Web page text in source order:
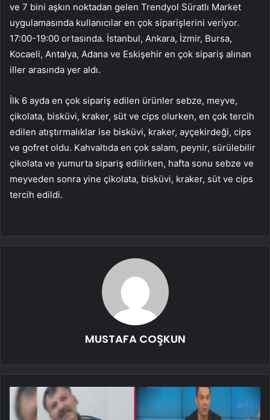
ve 7 bini aşkın noktadan gelen Trendyol Süratlı Market
uygulamasında kullanıcılar en çok siparişlerini veriyor.
17:00-19:00 ortasında. İstanbul, Ankara, İzmir, Bursa,
Kocaeli, Antalya, Adana ve Eskişehir en çok sipariş alınan
iller arasında yer aldı.
İlk 6 ayda en çok sipariş edilen ürünler sebze, meyve,
çikolata, bisküvi, kraker, süt ve cips olurken, en çok tercih
edilen atıştırmalıklar ise bisküvi, kraker, ayçekirdeği, cips
ve gofret oldu. Kahvaltıda en çok salam, peynir, sürülebilir
çikolata ve yumurta sipariş edilirken, hafta sonu sebze ve
meyveden sonra yine çikolata, bisküvi, kraker, süt ve cips
tercih edildi.
MUSTAFA COŞKUN